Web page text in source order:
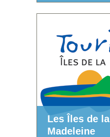
Les Îles de la
Madeleine